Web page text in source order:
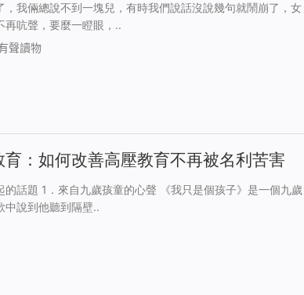
，我倆總說不到一塊兒，有時我們說話沒說幾句就鬧崩了，女
再吭聲，要麼一瞪眼，..
聲讀物
：如何改善高壓教育不再被名利苦害
的話題 1．來自九歲孩童的心聲 《我只是個孩子》是一個九歲
中說到他聽到隔壁..